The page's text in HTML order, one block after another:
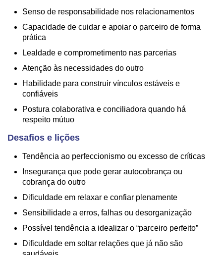
Senso de responsabilidade nos relacionamentos
Capacidade de cuidar e apoiar o parceiro de forma
prática
Lealdade e comprometimento nas parcerias
Atenção às necessidades do outro
Habilidade para construir vínculos estáveis e
confiáveis
Postura colaborativa e conciliadora quando há
respeito mútuo
Desafios e lições
Tendência ao perfeccionismo ou excesso de críticas
Insegurança que pode gerar autocobrança ou
cobrança do outro
Dificuldade em relaxar e confiar plenamente
Sensibilidade a erros, falhas ou desorganização
Possível tendência a idealizar o “parceiro perfeito”
Dificuldade em soltar relações que já não são